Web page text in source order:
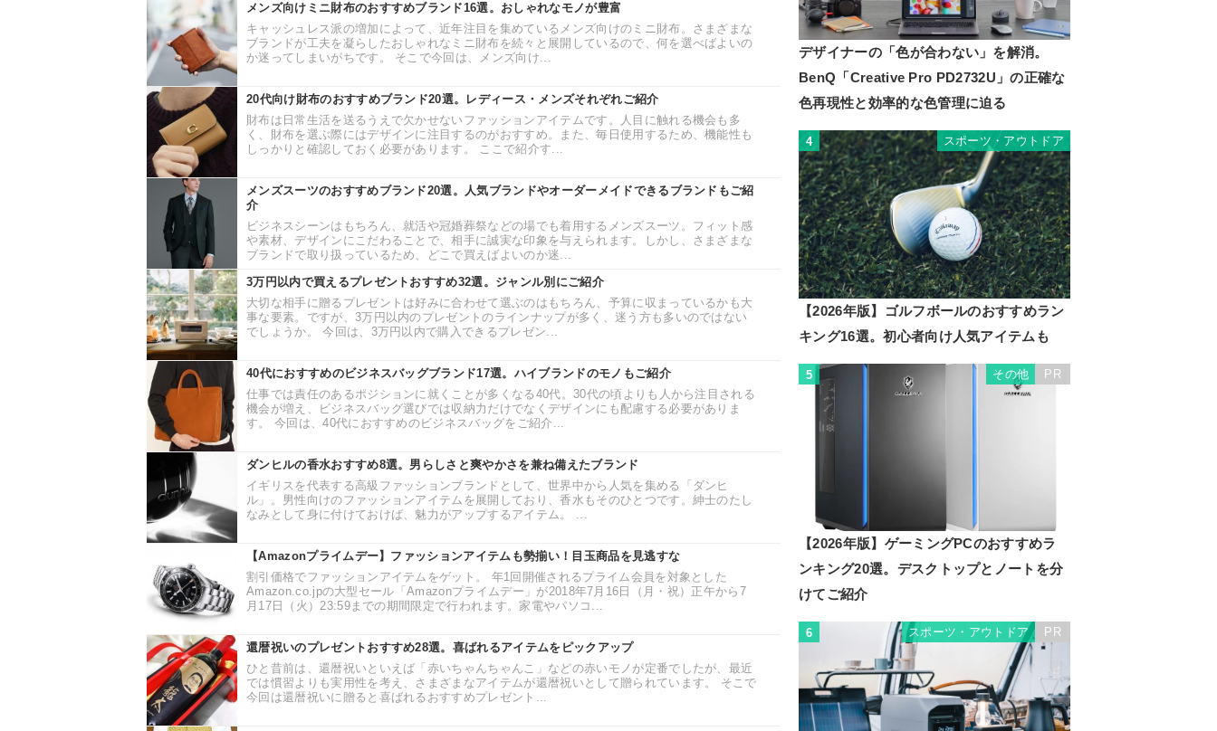
メンズ向けミニ財布のおすすめブランド16選。おしゃれなモノが豊富
キャッシュレス派の増加によって、近年注目を集めているメンズ向けのミニ財布。さまざまな
ブランドが工夫を凝らしたおしゃれなミニ財布を続々と展開しているので、何を選べばよいの
か迷ってしまいがちです。 そこで今回は、メンズ向け...
20代向け財布のおすすめブランド20選。レディース・メンズそれぞれご紹介
財布は日常生活を送るうえで欠かせないファッションアイテムです。人目に触れる機会も多
く、財布を選ぶ際にはデザインに注目するのがおすすめ。また、毎日使用するため、機能性も
しっかりと確認しておく必要があります。 ここで紹介す...
メンズスーツのおすすめブランド20選。人気ブランドやオーダーメイドできるブランドもご紹
介
ビジネスシーンはもちろん、就活や冠婚葬祭などの場でも着用するメンズスーツ。フィット感
や素材、デザインにこだわることで、相手に誠実な印象を与えられます。しかし、さまざまな
ブランドで取り扱っているため、どこで買えばよいのか迷...
3万円以内で買えるプレゼントおすすめ32選。ジャンル別にご紹介
大切な相手に贈るプレゼントは好みに合わせて選ぶのはもちろん、予算に収まっているかも大
事な要素。ですが、3万円以内のプレゼントのラインナップが多く、迷う方も多いのではない
でしょうか。 今回は、3万円以内で購入できるプレゼン...
40代におすすめのビジネスバッグブランド17選。ハイブランドのモノもご紹介
仕事では責任のあるポジションに就くことが多くなる40代。30代の頃よりも人から注目される
機会が増え、ビジネスバッグ選びでは収納力だけでなくデザインにも配慮する必要がありま
す。 今回は、40代におすすめのビジネスバッグをご紹介...
ダンヒルの香水おすすめ8選。男らしさと爽やかさを兼ね備えたブランド
イギリスを代表する高級ファッションブランドとして、世界中から人気を集める「ダンヒ
ル」。男性向けのファッションアイテムを展開しており、香水もそのひとつです。紳士のたし
なみとして身に付けておけば、魅力がアップするアイテム。 ...
【Amazonプライムデー】ファッションアイテムも勢揃い！目玉商品を見逃すな
割引価格でファッションアイテムをゲット。 年1回開催されるプライム会員を対象とした
Amazon.co.jpの大型セール「Amazonプライムデー」が2018年7月16日（月・祝）正午から7
月17日（火）23:59までの期間限定で行われます。家電やパソコ...
還暦祝いのプレゼントおすすめ28選。喜ばれるアイテムをピックアップ
ひと昔前は、還暦祝いといえば「赤いちゃんちゃんこ」などの赤いモノが定番でしたが、最近
では慣習よりも実用性を考え、さまざまなアイテムが還暦祝いとして贈られています。 そこで
今回は還暦祝いに贈ると喜ばれるおすすめプレゼント...
デザイナーの「色が合わない」を解消。
BenQ「Creative Pro PD2732U」の正確な
色再現性と効率的な色管理に迫る
4 スポーツ・アウトドア
【2026年版】ゴルフボールのおすすめラン
キング16選。初心者向け人気アイテムも
5 その他 PR
【2026年版】ゲーミングPCのおすすめラ
ンキング20選。デスクトップとノートを分
けてご紹介
6 スポーツ・アウトドア PR